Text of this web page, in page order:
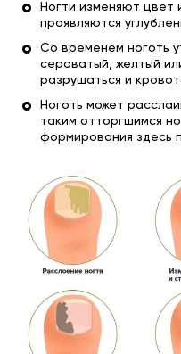
Ногти изменяют цвет
проявляются
Со временем ноготь
сероватый, желтый
разрушаться и
Ноготь может
таким отторгшимся
формирования здесь